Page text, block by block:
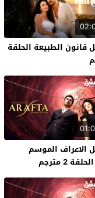
الطبيعة الحلقة
الموسم
2 مترجم